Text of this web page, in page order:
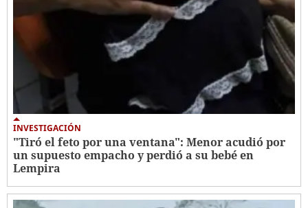
INVESTIGACIÓN
"Tiró el feto por una ventana": Menor acudió por
un supuesto empacho y perdió a su bebé en
Lempira